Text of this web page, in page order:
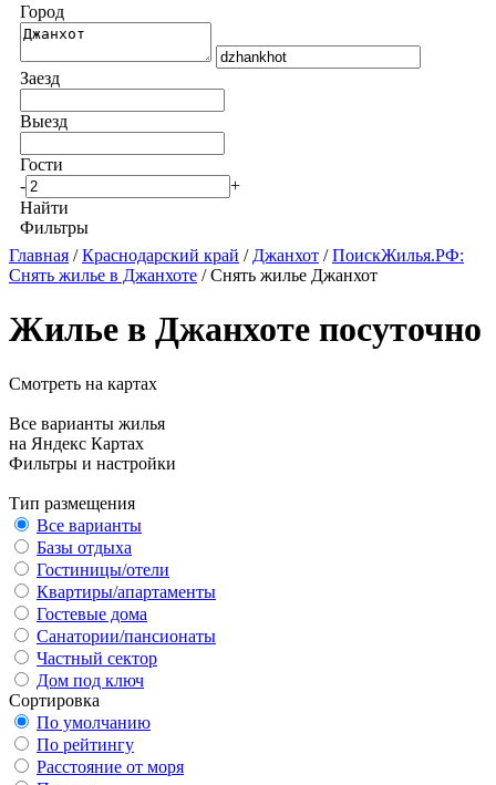
Город
Заезд
Выезд
Гости
-
+
Найти
Фильтры
Главная /Краснодарский край / Джанхот /ПоискЖилья.РФ:
Снять жилье в Джанхоте / Снять жилье Джанхот
Жилье в Джанхоте посуточно
Смотреть на картах
Все варианты жилья
на Яндекс Картах
Фильтры и настройки
Тип размещения
Все варианты
Базы отдыха
Гостиницы/отели
Квартиры/апартаменты
Гостевые дома
Санатории/пансионаты
Частный сектор
Дом под ключ
Сортировка
По умолчанию
По рейтингу
Расстояние от моря